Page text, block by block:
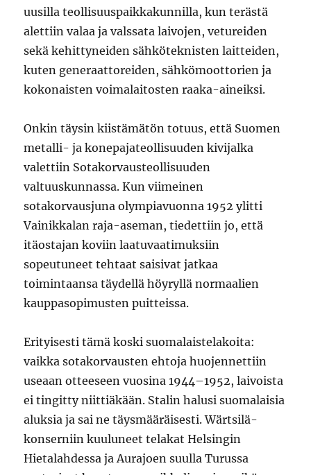
uusilla teollisuuspaikkakunnilla, kun terästä
alettiin valaa ja valssata laivojen, vetureiden
sekä kehittyneiden sähköteknisten laitteiden,
kuten generaattoreiden, sähkömoottorien ja
kokonaisten voimalaitosten raaka-aineiksi.
Onkin täysin kiistämätön totuus, että Suomen
metalli- ja konepajateollisuuden kivijalka
valettiin Sotakorvausteollisuuden
valtuuskunnassa. Kun viimeinen
sotakorvausjuna olympiavuonna 1952 ylitti
Vainikkalan raja-aseman, tiedettiin jo, että
itäostajan koviin laatuvaatimuksiin
sopeutuneet tehtaat saisivat jatkaa
toimintaansa täydellä höyryllä normaalien
kauppasopimusten puitteissa.
Erityisesti tämä koski suomalaistelakoita:
vaikka sotakorvausten ehtoja huojennettiin
useaan otteeseen vuosina 1944–1952, laivoista
ei tingitty niittiäkään. Stalin halusi suomalaisia
aluksia ja sai ne täysmääräisesti. Wärtsilä-
konserniin kuuluneet telakat Helsingin
Hietalahdessa ja Aurajoen suulla Turussa